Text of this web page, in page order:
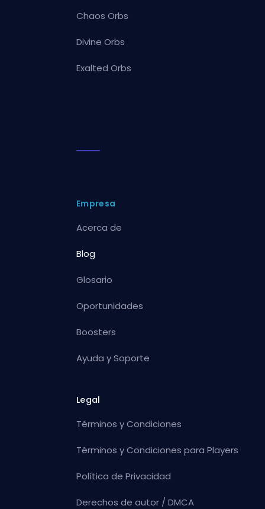
Chaos Orbs
Divine Orbs
Exalted Orbs
Empresa
Acerca de
Blog
Glosario
Oportunidades
Boosters
Ayuda y Soporte
Legal
Términos y Condiciones
Términos y Condiciones para Players
Política de Privacidad
Derechos de autor / DMCA